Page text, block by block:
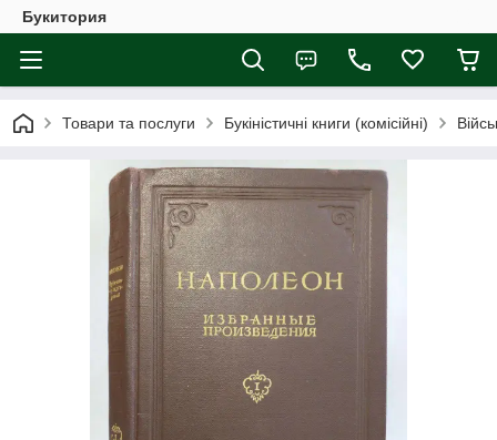
Букитория
Товари та послуги Букіністичні книги (комісійні)